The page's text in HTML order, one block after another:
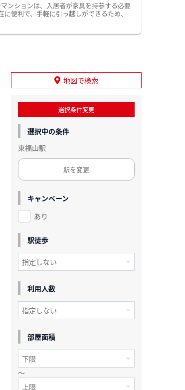
ンションは、入居者が家具を持参する必要
便利で、手軽に引っ越しができるため、
地図で検索
選択条件変更
選択中の条件
東福山駅
駅を変更
キャンペーン
あり
駅徒歩
利用人数
部屋面積
～